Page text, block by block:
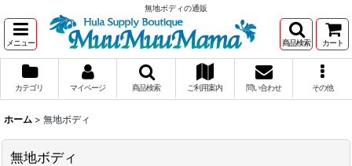
無地ボディの通販
メニュー 商品検索 カート
カテゴリ マイページ 商品検索 ご利用案内 問い合わせ その他
ホーム > 無地ボディ
無地ボディ